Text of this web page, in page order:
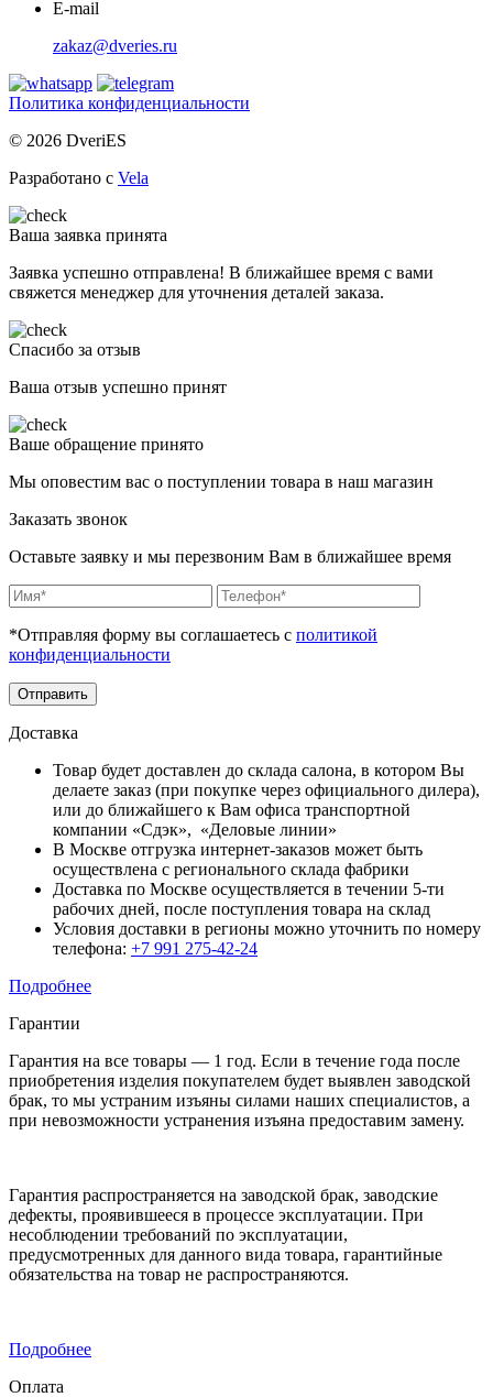
E-mail
zakaz@dveries.ru
Политика конфиденциальности
© 2026 DveriES
Разработано с Vela
Ваша заявка принята
Заявка успешно отправлена! В ближайшее время с вами
свяжется менеджер для уточнения деталей заказа.
Спасибо за отзыв
Ваша отзыв успешно принят
Ваше обращение принято
Мы оповестим вас о поступлении товара в наш магазин
Заказать звонок
Оставьте заявку и мы перезвоним Вам в ближайшее время
*Отправляя форму вы соглашаетесь с политикой
конфиденциальности
Отправить
Доставка
Товар будет доставлен до склада салона, в котором Вы
делаете заказ (при покупке через официального дилера),
или до ближайшего к Вам офиса транспортной
компании «Сдэк», «Деловые линии»
В Москве отгрузка интернет-заказов может быть
осуществлена с регионального склада фабрики
Доставка по Москве осуществляется в течении 5-ти
рабочих дней, после поступления товара на склад
Условия доставки в регионы можно уточнить по номеру
телефона: +7 991 275-42-24
Подробнее
Гарантии
Гарантия на все товары — 1 год. Если в течение года после
приобретения изделия покупателем будет выявлен заводской
брак, то мы устраним изъяны силами наших специалистов, а
при невозможности устранения изъяна предоставим замену.
Гарантия распространяется на заводской брак, заводские
дефекты, проявившееся в процессе эксплуатации. При
несоблюдении требований по эксплуатации,
предусмотренных для данного вида товара, гарантийные
обязательства на товар не распространяются.
Подробнее
Оплата